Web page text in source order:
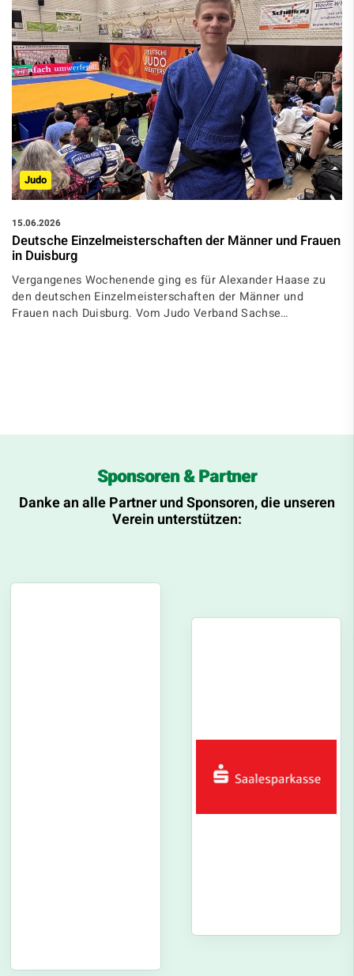
Judo
15.06.2026
Deutsche Einzelmeisterschaften der Männer und Frauen
in Duisburg
Vergangenes Wochenende ging es für Alexander Haase zu
den deutschen Einzelmeisterschaften der Männer und
Frauen nach Duisburg. Vom Judo Verband Sachse…
Sponsoren & Partner
Danke an alle Partner und Sponsoren, die unseren
Verein unterstützen: